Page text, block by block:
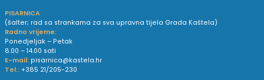
PISARNICA
(šalter; rad sa strankama za sva upravna tijela Grada Kaštela)
Radno vrijeme:
Ponedjeljak – Petak
8.00 – 14.00 sati
E-mail: pisarnica@kastela.hr
Tel.: +385 21/205-230